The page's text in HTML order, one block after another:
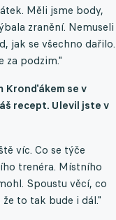
Měli jsme body,
zranění. Nemuseli
jak se všechno dařilo.
za podzim."
Kronďákem se v
recept. Ulevil jste v
víc. Co se týče
trenéra. Místního
Spoustu věcí, co
to tak bude i dál."